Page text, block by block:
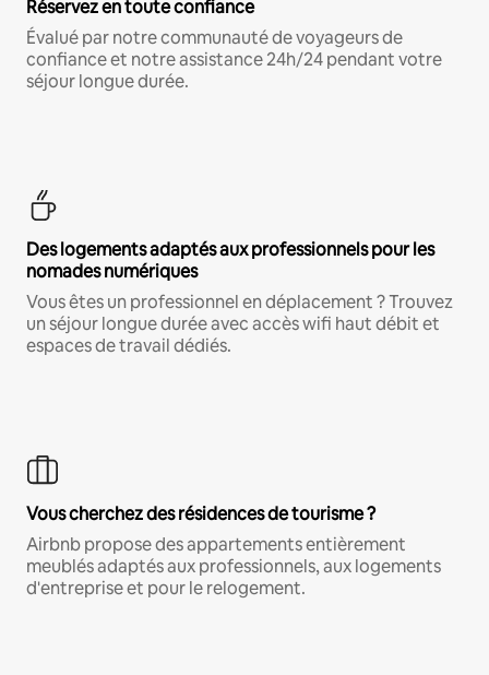
Réservez en toute confiance
Évalué par notre communauté de voyageurs de
confiance et notre assistance 24h/24 pendant votre
séjour longue durée.
Des logements adaptés aux professionnels pour les
nomades numériques
Vous êtes un professionnel en déplacement ? Trouvez
un séjour longue durée avec accès wifi haut débit et
espaces de travail dédiés.
Vous cherchez des résidences de tourisme ?
Airbnb propose des appartements entièrement
meublés adaptés aux professionnels, aux logements
d'entreprise et pour le relogement.